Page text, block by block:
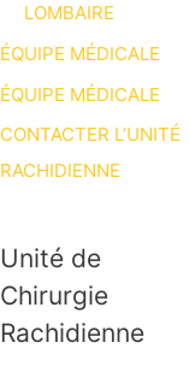
LOMBAIRE
ÉQUIPE MÉDICALE
ÉQUIPE MÉDICALE
CONTACTER L’UNITÉ
RACHIDIENNE
Unité de
Chirurgie
Rachidienne